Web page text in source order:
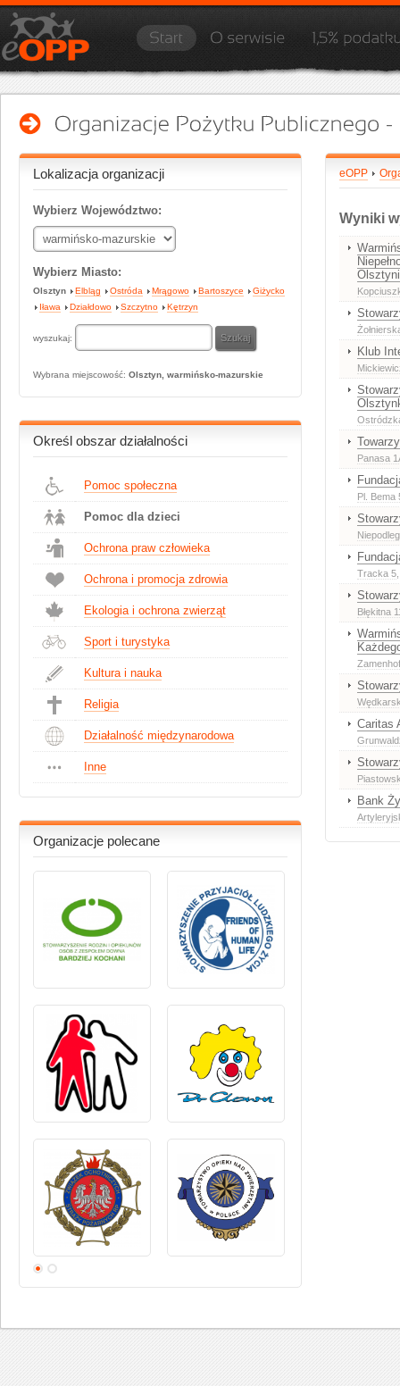
Lokalizacja organizacji
Wybierz Województwo:
Wybierz Miasto:
Olsztyn Elbląg Ostróda Mrągowo Bartoszyce
Giżycko
Iława
Działdowo Szczytno Kętrzyn
wyszukaj:
Wybrana miejscowość: Olsztyn, warmińsko-mazurskie
Określ obszar działalności
Pomoc społeczna
Pomoc dla dzieci
Ochrona praw człowieka
Ochrona i promocja zdrowia
Ekologia i ochrona zwierząt
Sport i turystyka
Kultura i nauka
Religia
Działalność międzynarodowa
Inne
Organizacje polecane
eOPP
Wyniki
Klub
Panasa
Pl. Bema
Tracka 5
Błękitna
Caritas
Bank